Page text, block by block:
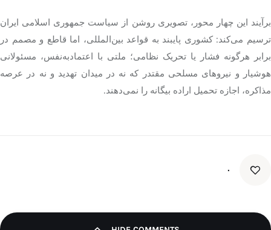
برآیند این چهار محور، تصویری روشن از سیاست جمهوری اسلامی ایران
ترسیم می‌کند: کشوری پایبند به قواعد بین‌المللی، اما قاطع و مصمم در
برابر هرگونه فشار یا تحریک نظامی؛ ملتی با اعتمادبه‌نفس، مسئولانی
هوشیار و نیروهای مسلحی مقتدر که نه در میدان تهدید و نه در عرصه
مذاکره، اجازه تحمیل اراده بیگانه را نمی‌دهند.
۰